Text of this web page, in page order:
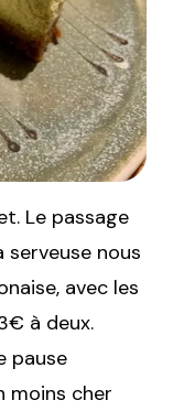
Le passage
serveuse nous
avec les
à deux.
pause
moins cher